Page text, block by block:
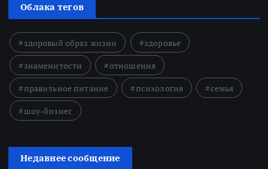
Облака тегов
здоровый образ жизни
здоровье
знаменитости
отношения
правильное питание
психология
семья
шоу-бизнес
Недавнее сообщение